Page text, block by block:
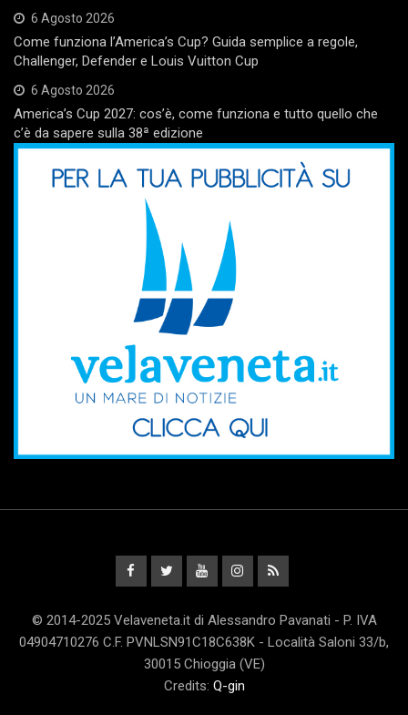
6 Agosto 2026
Come funziona l’America’s Cup? Guida semplice a regole,
Challenger, Defender e Louis Vuitton Cup
6 Agosto 2026
America’s Cup 2027: cos’è, come funziona e tutto quello che
c’è da sapere sulla 38ª edizione
© 2014-2025 Velaveneta.it di Alessandro Pavanati - P. IVA
04904710276 C.F. PVNLSN91C18C638K - Località Saloni 33/b,
30015 Chioggia (VE)
Credits: Q-gin